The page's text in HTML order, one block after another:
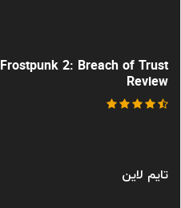
Frostpunk 2: Breach of Trust
Review
تایم لاین